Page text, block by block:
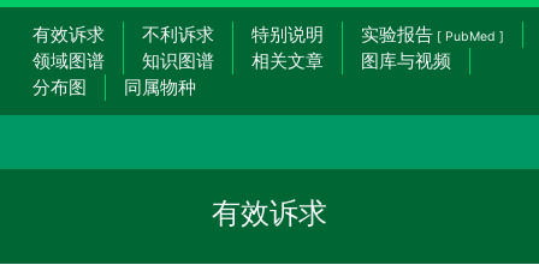
有效诉求 不利诉求 特别说明 实验报告 [ PubMed ]
领域图谱 知识图谱 相关文章
图库与视频
分布图
同属物种
有效诉求